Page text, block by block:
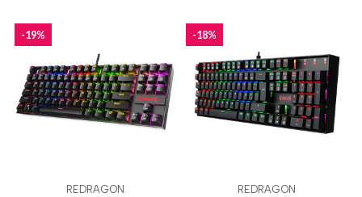
-19%
REDRAGON
-18%
REDRAGON